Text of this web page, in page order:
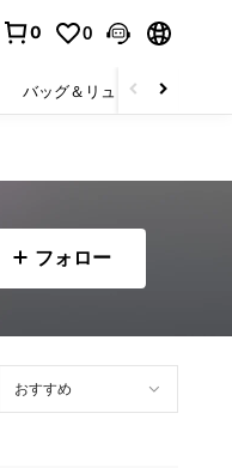
0 0
バッグ＆リュック
フォロー